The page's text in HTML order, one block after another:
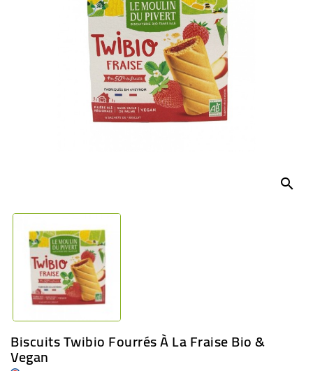
search
Biscuits Twibio Fourrés À La Fraise Bio &
Vegan